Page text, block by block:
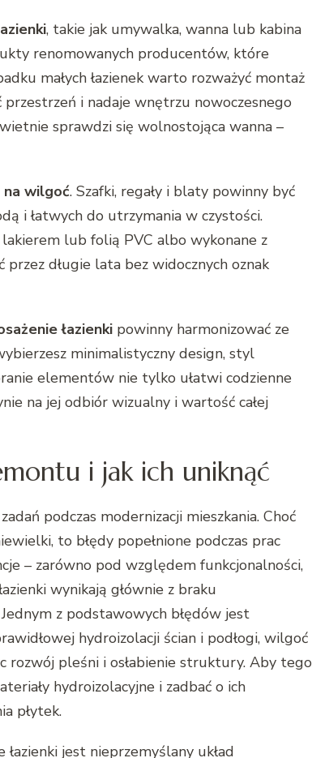
, takie jak umywalka, wanna lub kabina
renomowanych producentów, które
małych łazienek warto rozważyć montaż
i nadaje wnętrzu nowoczesnego
sprawdzi się wolnostojąca wanna –
na wilgoć. Szafki, regały i blaty powinny być
i łatwych do utrzymania w czystości.
lub folią PVC albo wykonane z
długie lata bez widocznych oznak
łazienki powinny harmonizować ze
minimalistyczny design, styl
elementów nie tylko ułatwi codzienne
na jej odbiór wizualny i wartość całej
i jak ich uniknąć
podczas modernizacji mieszkania. Choć
to błędy popełnione podczas prac
– zarówno pod względem funkcjonalności,
wynikają głównie z braku
z podstawowych błędów jest
hydroizolacji ścian i podłogi, wilgoć
rozwój pleśni i osłabienie struktury. Aby tego
hydroizolacyjne i zadbać o ich
płytek.
jest nieprzemyślany układ